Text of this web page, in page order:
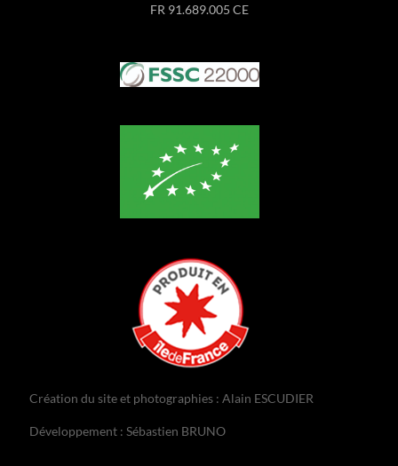
FR 91.689.005 CE
Création du site et photographies : Alain ESCUDIER
Développement : Sébastien BRUNO